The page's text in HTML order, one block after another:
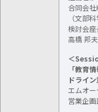
合同会
（文部
検討会座
高橋 邦
＜
「教育
ドライ
エムオ
営業企